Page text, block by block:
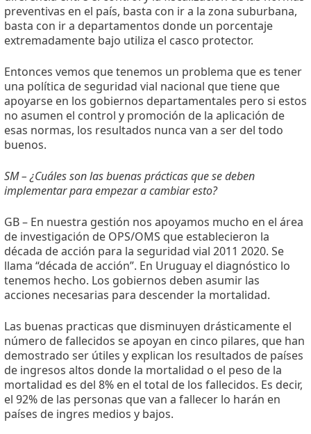
preventivas en el país, basta con ir a la zona suburbana,
basta con ir a departamentos donde un porcentaje
extremadamente bajo utiliza el casco protector.
Entonces vemos que tenemos un problema que es tener
una política de seguridad vial nacional que tiene que
apoyarse en los gobiernos departamentales pero si estos
no asumen el control y promoción de la aplicación de
esas normas, los resultados nunca van a ser del todo
buenos.
SM – ¿Cuáles son las buenas prácticas que se deben
implementar para empezar a cambiar esto?
GB – En nuestra gestión nos apoyamos mucho en el área
de investigación de OPS/OMS que establecieron la
década de acción para la seguridad vial 2011 2020. Se
llama “década de acción”. En Uruguay el diagnóstico lo
tenemos hecho. Los gobiernos deben asumir las
acciones necesarias para descender la mortalidad.
Las buenas practicas que disminuyen drásticamente el
número de fallecidos se apoyan en cinco pilares, que han
demostrado ser útiles y explican los resultados de países
de ingresos altos donde la mortalidad o el peso de la
mortalidad es del 8% en el total de los fallecidos. Es decir,
el 92% de las personas que van a fallecer lo harán en
países de ingres medios y bajos.